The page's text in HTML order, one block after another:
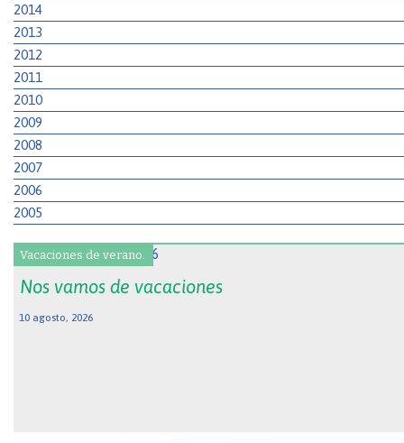
2014
2013
2012
2011
2010
2009
2008
2007
2006
2005
Vacaciones de verano.
Nos vamos de vacaciones
10 agosto, 2026